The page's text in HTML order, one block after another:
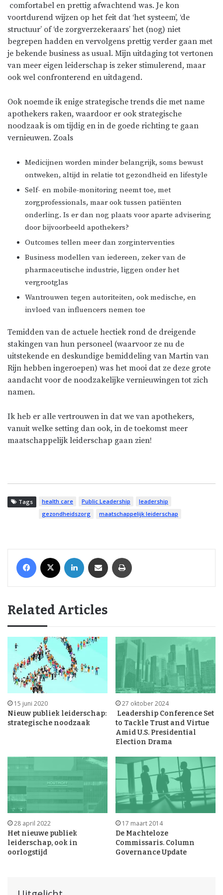
comfortabel en prettig afwachtend was. Je kon
voortdurend wijzen op het feit dat ‘het systeem’, ‘de
structuur’ of ‘de zorgverzekeraars’ het (nog) niet
begrepen hadden en vervolgens prettig verder gaan met
je bekende business as usual. Mijn uitdaging tot vertonen
van meer eigen leiderschap is zeker stimulerend, maar
ook wel confronterend en uitdagend.
Ook noemde ik enige strategische trends die met name
apothekers raken, waardoor er ook strategische
noodzaak is om tijdig en in de goede richting te gaan
vernieuwen. Zoals
Medicijnen worden minder belangrijk, soms bewust
ontweken, altijd in relatie tot gezondheid en lifestyle
Self- en mobile-monitoring neemt toe, met
zorgprofessionals, maar ook tussen patiënten
onderling. Is er dan nog plaats voor aparte advisering
door bijvoorbeeld apothekers?
Outcomes tellen meer dan zorginterventies
Business modellen van iedereen, zeker van de
pharmaceutische industrie, liggen onder het
vergrootglas
Wantrouwen tegen autoriteiten, ook medische, en
invloed van influencers nemen toe
Temidden van de actuele hectiek rond de dreigende
stakingen van hun personeel (waarvoor ze nu de
uitstekende en deskundige bemiddeling van Martin van
Rijn hebben ingeroepen) was het mooi dat ze deze grote
aandacht voor de noodzakelijke vernieuwingen tot zich
namen.
Ik heb er alle vertrouwen in dat we van apothekers,
vanuit welke setting dan ook, in de toekomst meer
maatschappelijk leiderschap gaan zien!
Tags health care Public Leadership
leadership
gezondheidszorg
maatschappelijk leiderschap
Related Articles
15 juni 2020
Nieuw publiek leiderschap:
strategische noodzaak
27 oktober 2024
Leadership Conference Set
to Tackle Trust and Virtue
Amid U.S. Presidential
Election Drama
28 april 2022
Het nieuwe publiek
leiderschap, ook in
oorlogstijd
17 maart 2014
De Machteloze
Commissaris. Column
Governance Update